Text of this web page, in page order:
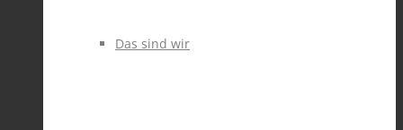
Das sind wir